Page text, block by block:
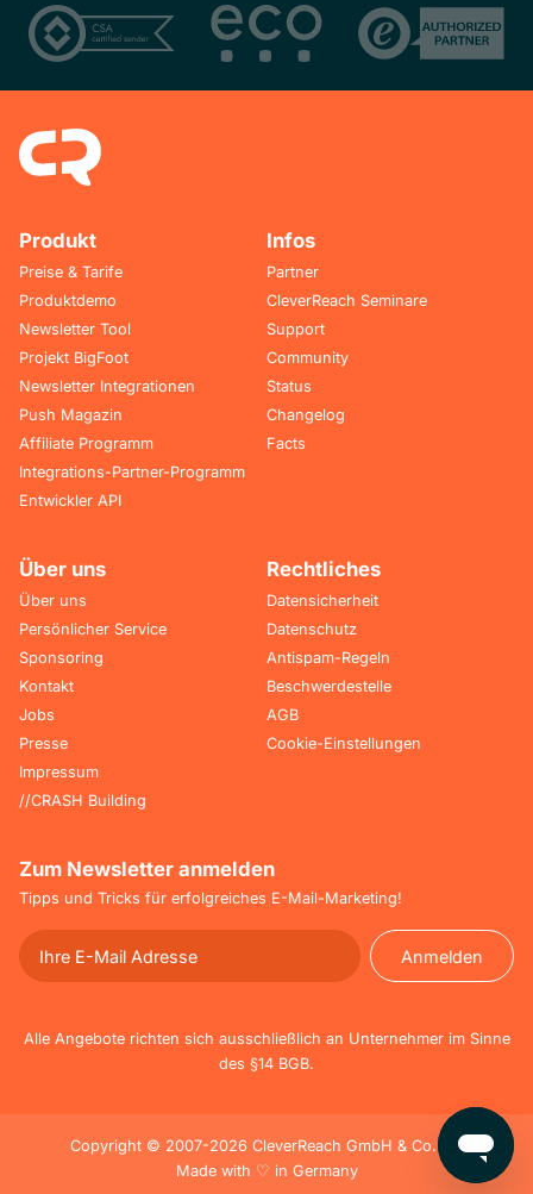
Produkt
Preise & Tarife
Produktdemo
Newsletter Tool
Projekt BigFoot
Newsletter Integrationen
Push Magazin
Affiliate Programm
Integrations-Partner-Programm
Entwickler API
Infos
Partner
CleverReach Seminare
Support
Community
Status
Changelog
Facts
Über uns
Über uns
Persönlicher Service
Sponsoring
Kontakt
Jobs
Presse
Impressum
//CRASH Building
Rechtliches
Datensicherheit
Datenschutz
Antispam-Regeln
Beschwerdestelle
AGB
Cookie-Einstellungen
Zum Newsletter anmelden
Tipps und Tricks für erfolgreiches E-Mail-Marketing!
Anmelden
Anmelden
Alle Angebote richten sich ausschließlich an Unternehmer im Sinne
des §14 BGB.
Copyright © 2007-2026 CleverReach GmbH & Co. KG
Made with ♡ in Germany